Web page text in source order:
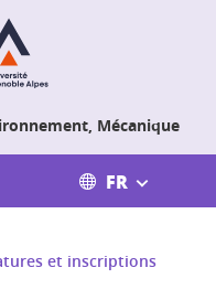
Mécanique
FR
et inscriptions